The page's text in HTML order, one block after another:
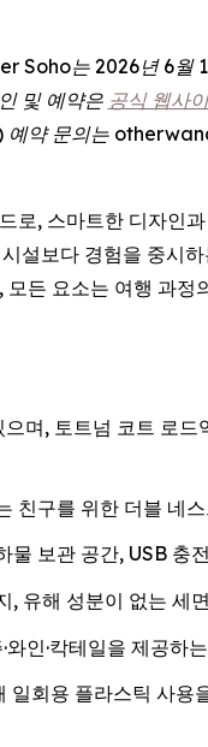
Soho는 2026년 6월
및 예약은 공식 웹사
예약 문의는
, 스마트한 디자인
보다 경험을 중시
든 요소는 여행 과
며, 토트넘 코트 로
친구를 위한 더블 네
보관 공간, USB
, 유해 성분이 없는
인·칵테일을 제공하
회용 플라스틱 사